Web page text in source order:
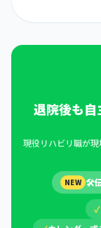
退院後も自
現役リハビリ職が
NEW 🛠
✓